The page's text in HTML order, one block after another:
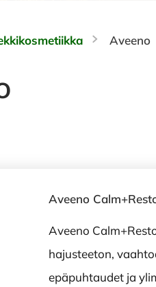
Aveeno
Aveeno
Aveeno
hajusteeton,
epäpuhtaudet ja